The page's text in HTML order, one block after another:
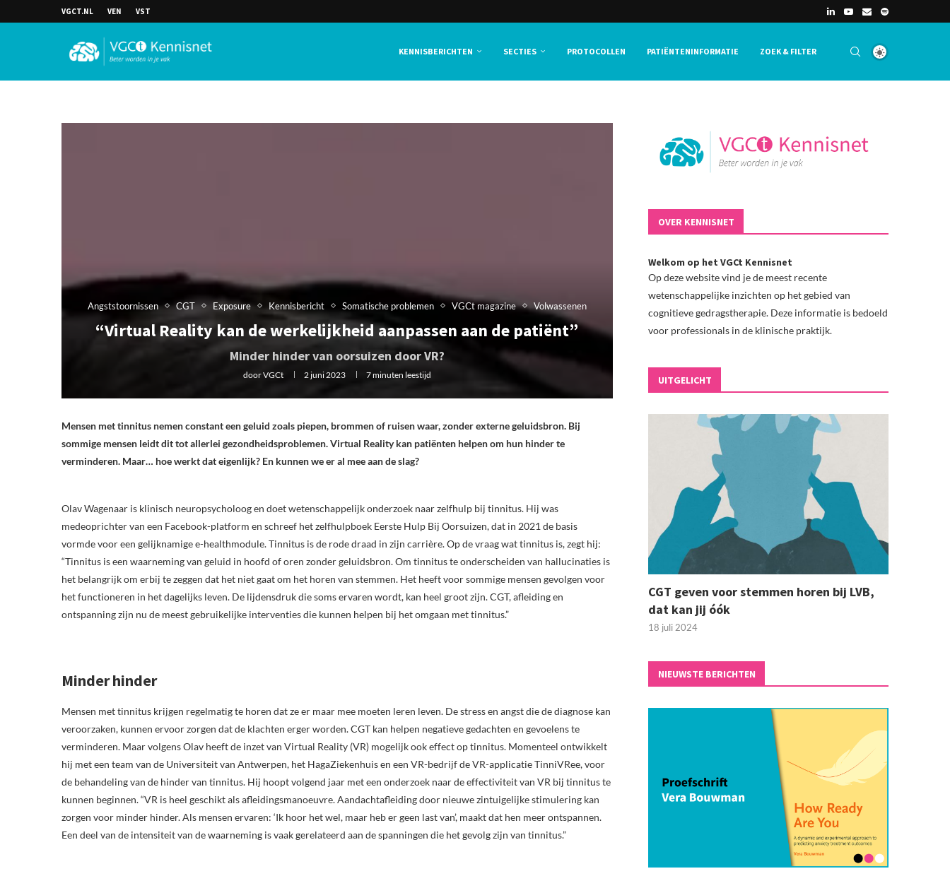
VGCT.NL VEN VST
KENNISBERICHTEN SECTIES PROTOCOLLEN PATIËNTENINFORMATIE ZOEK & FILTER
Angststoornissen CGT Exposure Kennisbericht Somatische problemen VGCt magazine Volwassenen
“Virtual Reality kan de werkelijkheid aanpassen aan de patiënt”
Minder hinder van oorsuizen door VR?
doorVGCt 2 juni 2023 7 minuten leestijd
Mensen met tinnitus nemen constant een geluid zoals piepen, brommen of ruisen waar, zonder externe geluidsbron. Bij
sommige mensen leidt dit tot allerlei gezondheidsproblemen. Virtual Reality kan patiënten helpen om hun hinder te
verminderen. Maar… hoe werkt dat eigenlijk? En kunnen we er al mee aan de slag?
Olav Wagenaar is klinisch neuropsycholoog en doet wetenschappelijk onderzoek naar zelfhulp bij tinnitus. Hij was
medeoprichter van een Facebook-platform en schreef het zelfhulpboek Eerste Hulp Bij Oorsuizen, dat in 2021 de basis
vormde voor een gelijknamige e-healthmodule. Tinnitus is de rode draad in zijn carrière. Op de vraag wat tinnitus is, zegt hij:
“Tinnitus is een waarneming van geluid in hoofd of oren zonder geluidsbron. Om tinnitus te onderscheiden van hallucinaties is
het belangrijk om erbij te zeggen dat het niet gaat om het horen van stemmen. Het heeft voor sommige mensen gevolgen voor
het functioneren in het dagelijks leven. De lijdensdruk die soms ervaren wordt, kan heel groot zijn. CGT, afleiding en
ontspanning zijn nu de meest gebruikelijke interventies die kunnen helpen bij het omgaan met tinnitus.”
Minder hinder
Mensen met tinnitus krijgen regelmatig te horen dat ze er maar mee moeten leren leven. De stress en angst die de diagnose kan
veroorzaken, kunnen ervoor zorgen dat de klachten erger worden. CGT kan helpen negatieve gedachten en gevoelens te
verminderen. Maar volgens Olav heeft de inzet van Virtual Reality (VR) mogelijk ook effect op tinnitus. Momenteel ontwikkelt
hij met een team van de Universiteit van Antwerpen, het HagaZiekenhuis en een VR-bedrijf de VR-applicatie TinniVRee, voor
de behandeling van de hinder van tinnitus. Hij hoopt volgend jaar met een onderzoek naar de effectiviteit van VR bij tinnitus te
kunnen beginnen. “VR is heel geschikt als afleidingsmanoeuvre. Aandachtafleiding door nieuwe zintuigelijke stimulering kan
zorgen voor minder hinder. Als mensen ervaren: ‘Ik hoor het wel, maar heb er geen last van’, maakt dat hen meer ontspannen.
Een deel van de intensiteit van de waarneming is vaak gerelateerd aan de spanningen die het gevolg zijn van tinnitus.”
OVER KENNISNET
Welkom op het VGCt Kennisnet
Op deze website vind je de meest recente
wetenschappelijke inzichten op het gebied van
cognitieve gedragstherapie. Deze informatie is bedoeld
voor professionals in de klinische praktijk.
UITGELICHT
CGT geven voor stemmen horen bij LVB,
dat kan jij óók
18 juli 2024
NIEUWSTE BERICHTEN